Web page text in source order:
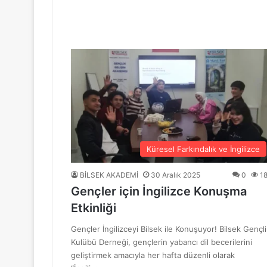
10 Haziran 2026
BİLSEK Türk Sanat Müziği Korosu
4 Haziran 2026
“Sevda ve Nostalji Yolculuğu”
18 Mayıs 2026
GENÇ YÜREKLER ŞİİRLE BULUŞTU
6 Mayıs 2026
Küresel Farkındalık ve İngilizce
BİLSEK AKADEMİ 30 Aralık 2025 0
Gençler için İngilizce Konuşma
Etkinliği
Gençler İngilizceyi Bilsek ile Konuşuyor! Bilsek
Kulübü Derneği, gençlerin yabancı dil becerilerini
geliştirmek amacıyla her hafta düzenli olarak